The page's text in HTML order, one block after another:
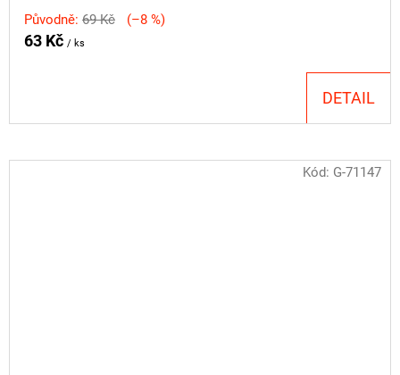
Původně: 69 Kč (–8 %)
63 Kč / ks
DETAIL
Kód: G-71147